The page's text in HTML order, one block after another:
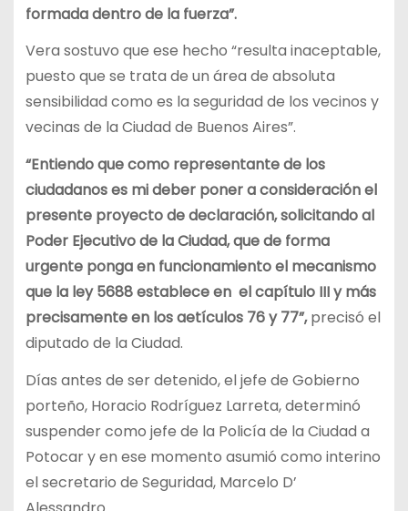
formada dentro de la fuerza”.
Vera sostuvo que ese hecho “resulta inaceptable,
puesto que se trata de un área de absoluta
sensibilidad como es la seguridad de los vecinos y
vecinas de la Ciudad de Buenos Aires”.
“Entiendo que como representante de los
ciudadanos es mi deber poner a consideración el
presente proyecto de declaración, solicitando al
Poder Ejecutivo de la Ciudad, que de forma
urgente ponga en funcionamiento el mecanismo
que la ley 5688 establece en el capítulo III y más
precisamente en los aetículos 76 y 77”,precisó el
diputado de la Ciudad.
Días antes de ser detenido, el jefe de Gobierno
porteño, Horacio Rodríguez Larreta, determinó
suspender como jefe de la Policía de la Ciudad a
Potocar y en ese momento asumió como interino
el secretario de Seguridad, Marcelo D’